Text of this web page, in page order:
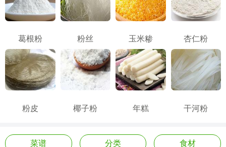
葛根粉 粉丝 玉米糁 杏仁粉
粉皮 椰子粉 年糕 干河粉
菜谱 分类 食材